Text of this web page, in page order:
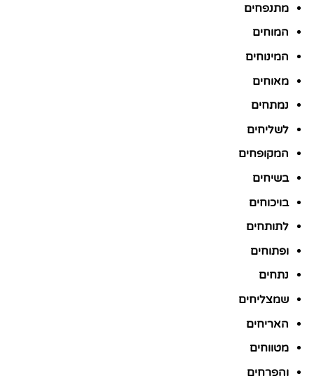
מתנפחים
המוחים
המינוחים
מאוחים
נמתחים
לשליחים
המקופחים
בשיחים
בויכוחים
לתותחים
ופתוחים
נתחים
שמצליחים
האריחים
מטווחים
והפרחים